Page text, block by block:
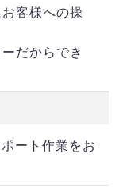
客様への操
だからでき
ート作業をお